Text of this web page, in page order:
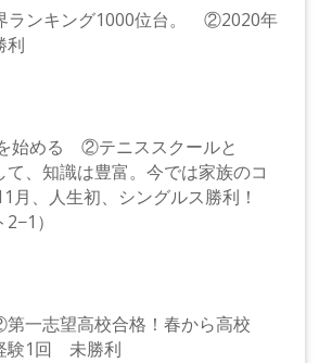
ランキング1000位台。 ②2020年
利
始める ②テニススクールと
、知識は豊富。今では家族のコ
、人生初、シングルス勝利！
）
志望高校合格！春から高校
1回 未勝利